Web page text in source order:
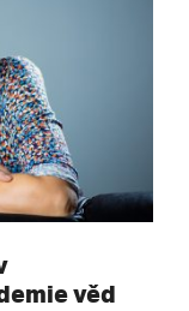
věd